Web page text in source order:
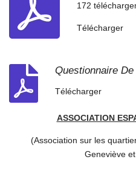
172
Télécharger
Questionnaire
Télécharger
ASSOCIATION
(Association sur les
Geneviève